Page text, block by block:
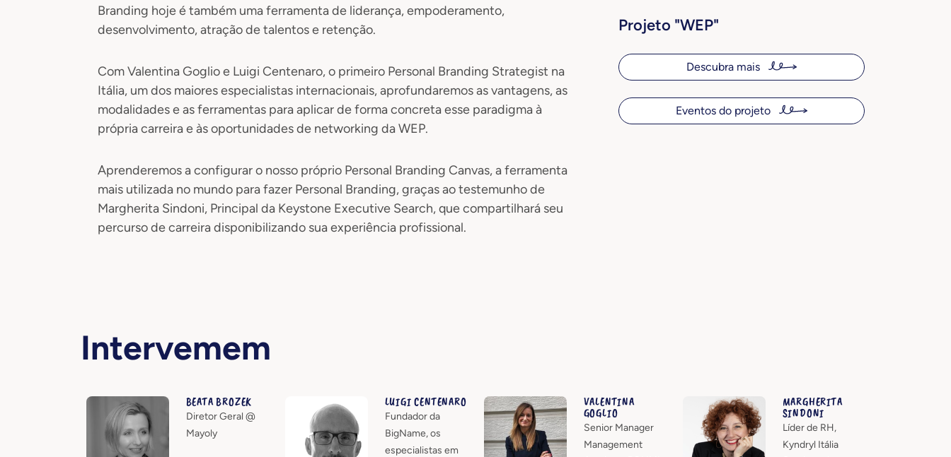
Branding hoje é também uma ferramenta de liderança, empoderamento,
desenvolvimento, atração de talentos e retenção.
Com Valentina Goglio e Luigi Centenaro, o primeiro Personal Branding Strategist na
Itália, um dos maiores especialistas internacionais, aprofundaremos as vantagens, as
modalidades e as ferramentas para aplicar de forma concreta esse paradigma à
própria carreira e às oportunidades de networking da WEP.
Aprenderemos a configurar o nosso próprio Personal Branding Canvas, a ferramenta
mais utilizada no mundo para fazer Personal Branding, graças ao testemunho de
Margherita Sindoni, Principal da Keystone Executive Search, que compartilhará seu
percurso de carreira disponibilizando sua experiência profissional.
Projeto "WEP"
Descubra mais
Eventos do projeto
Intervemem
BEATA BROZEK
Diretor Geral @
Mayoly
LUIGI CENTENARO
Fundador da
BigName, os
especialistas em
VALENTINA
GOGLIO
Senior Manager
Management
MARGHERITA
SINDONI
Líder de RH,
Kyndryl Itália